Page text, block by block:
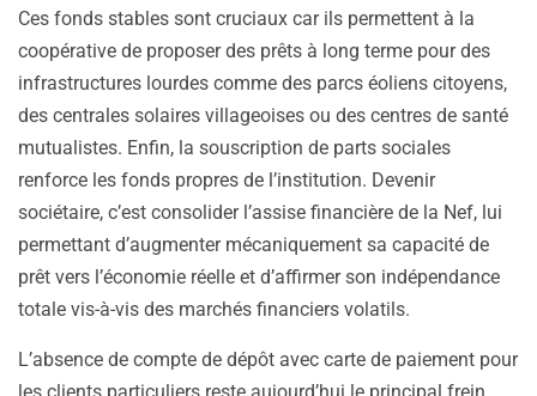
Ces fonds stables sont cruciaux car ils permettent à la
coopérative de proposer des prêts à long terme pour des
infrastructures lourdes comme des parcs éoliens citoyens,
des centrales solaires villageoises ou des centres de santé
mutualistes. Enfin, la souscription de parts sociales
renforce les fonds propres de l’institution. Devenir
sociétaire, c’est consolider l’assise financière de la Nef, lui
permettant d’augmenter mécaniquement sa capacité de
prêt vers l’économie réelle et d’affirmer son indépendance
totale vis-à-vis des marchés financiers volatils.
L’absence de compte de dépôt avec carte de paiement pour